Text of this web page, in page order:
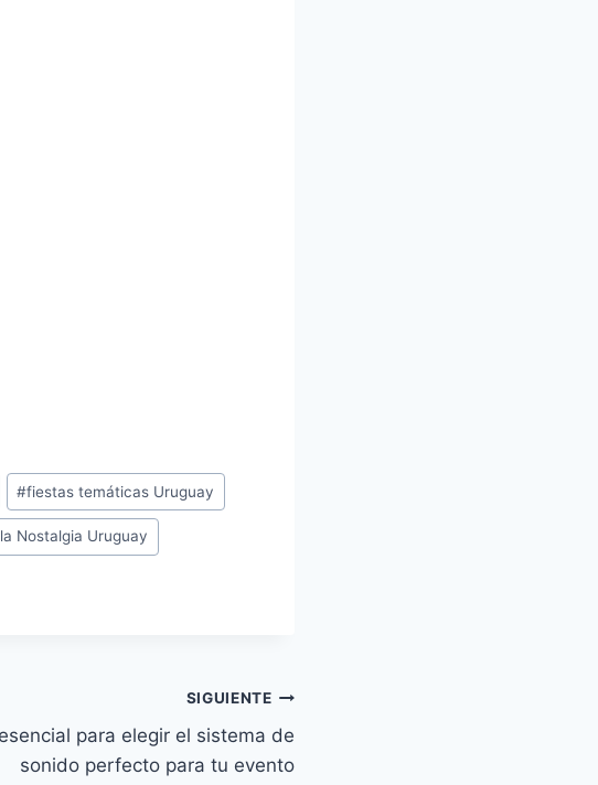
#fiestas temáticas Uruguay
Nostalgia Uruguay
SIGUIENTE
para elegir el sistema de
sonido perfecto para tu evento